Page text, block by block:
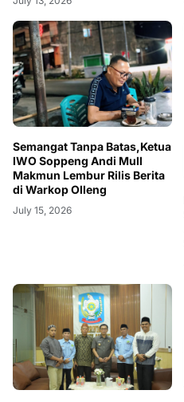
Semangat Tanpa Batas,Ketua
IWO Soppeng Andi Mull
Makmun Lembur Rilis Berita
di Warkop Olleng
July 15, 2026